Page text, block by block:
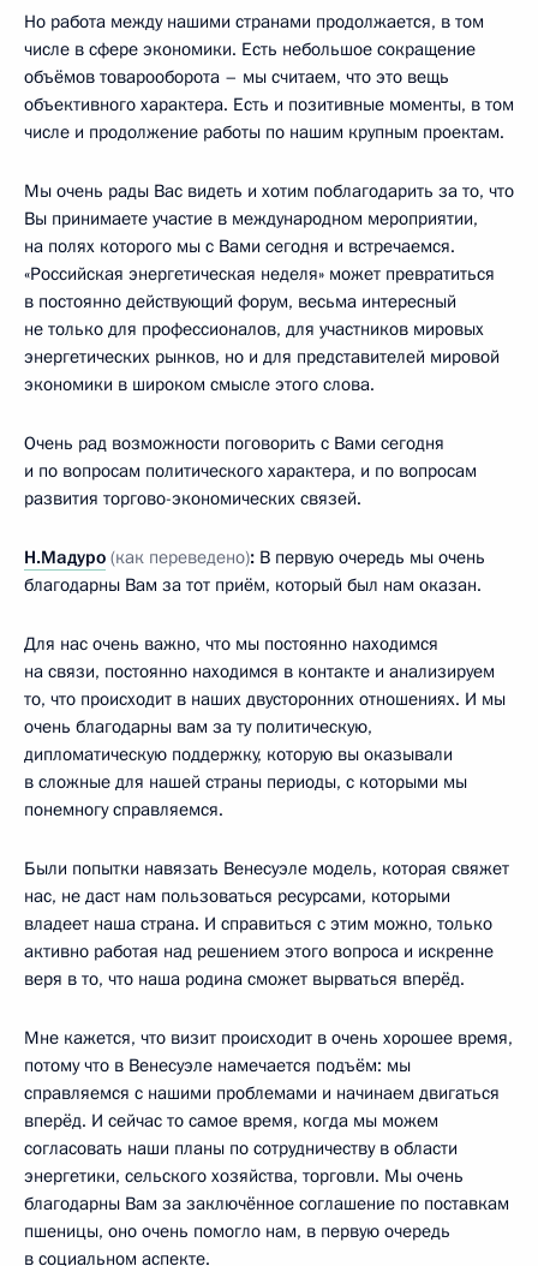
Но работа между нашими странами продолжается, в том
числе в сфере экономики. Есть небольшое сокращение
объёмов товарооборота – мы считаем, что это вещь
объективного характера. Есть и позитивные моменты, в том
числе и продолжение работы по нашим крупным проектам.
Мы очень рады Вас видеть и хотим поблагодарить за то, что
Вы принимаете участие в международном мероприятии,
на полях которого мы с Вами сегодня и встречаемся.
«Российская энергетическая неделя» может превратиться
в постоянно действующий форум, весьма интересный
не только для профессионалов, для участников мировых
энергетических рынков, но и для представителей мировой
экономики в широком смысле этого слова.
Очень рад возможности поговорить с Вами сегодня
и по вопросам политического характера, и по вопросам
развития торгово-экономических связей.
Н.Мадуро (как переведено): В первую очередь мы очень
благодарны Вам за тот приём, который был нам оказан.
Для нас очень важно, что мы постоянно находимся
на связи, постоянно находимся в контакте и анализируем
то, что происходит в наших двусторонних отношениях. И мы
очень благодарны вам за ту политическую,
дипломатическую поддержку, которую вы оказывали
в сложные для нашей страны периоды, с которыми мы
понемногу справляемся.
Были попытки навязать Венесуэле модель, которая свяжет
нас, не даст нам пользоваться ресурсами, которыми
владеет наша страна. И справиться с этим можно, только
активно работая над решением этого вопроса и искренне
веря в то, что наша родина сможет вырваться вперёд.
Мне кажется, что визит происходит в очень хорошее время,
потому что в Венесуэле намечается подъём: мы
справляемся с нашими проблемами и начинаем двигаться
вперёд. И сейчас то самое время, когда мы можем
согласовать наши планы по сотрудничеству в области
энергетики, сельского хозяйства, торговли. Мы очень
благодарны Вам за заключённое соглашение по поставкам
пшеницы, оно очень помогло нам, в первую очередь
в социальном аспекте.